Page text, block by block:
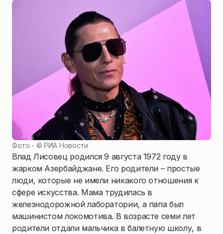
Фото - ©РИА Новости
Влад Лисовец родился 9 августа 1972 году в
жарком Азербайджане. Его родители – простые
люди, которые не имели никакого отношения к
сфере искусства. Мама трудилась в
железнодорожной лаборатории, а папа был
машинистом локомотива. В возрасте семи лет
родители отдали мальчика в балетную школу, в